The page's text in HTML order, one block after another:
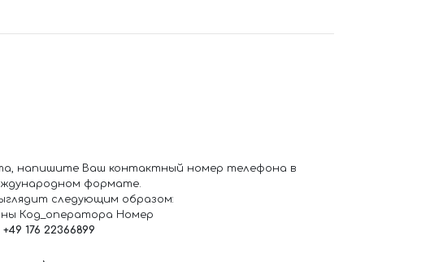
напишите Ваш контактный номер телефона в
формате.
следующим образом:
Код_оператора Номер
+49 176 22366899